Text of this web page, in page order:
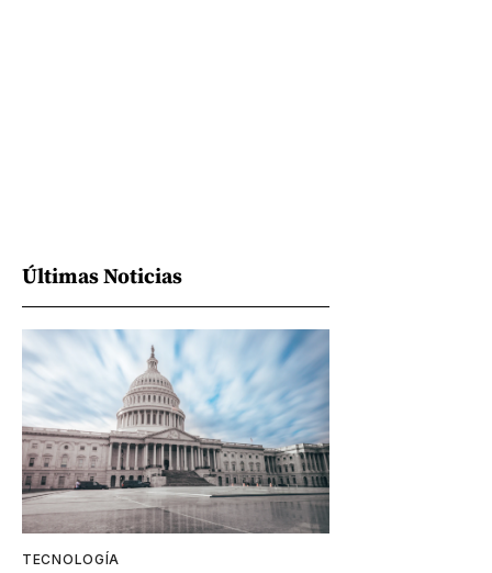
Últimas Noticias
TECNOLOGÍA